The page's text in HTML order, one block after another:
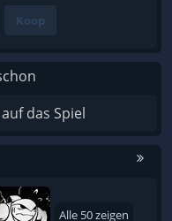
Koop
das Spiel
Alle 50 zeigen